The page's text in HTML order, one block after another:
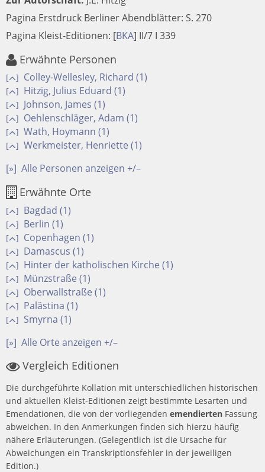
Pagina Erstdruck Berliner Abendblätter: S. 270
Pagina Kleist-Editionen: [BKA] II/7 I 339
Erwähnte Personen
[ ] Colley-Wellesley, Richard (1)
[ ] Hitzig, Julius Eduard (1)
[ ] Johnson, James (1)
[ ] Oehlenschläger, Adam (1)
[ ] Wath, Hoymann (1)
[ ] Werkmeister, Henriette (1)
[»] Alle Personen anzeigen +/–
Erwähnte Orte
[ ] Bagdad (1)
[ ] Berlin (1)
[ ] Copenhagen (1)
[ ] Damascus (1)
[ ] Hinter der katholischen Kirche (1)
[ ] Münzstraße (1)
[ ] Oberwallstraße (1)
[ ] Palästina (1)
[ ] Smyrna (1)
[»] Alle Orte anzeigen +/–
Vergleich Editionen
Die durchgeführte Kollation mit unterschiedlichen historischen
und aktuellen Kleist-Editionen zeigt bestimmte Lesarten und
Emendationen, die von der vorliegenden emendierten Fassung
abweichen. In den Anmerkungen finden sich hierzu häufig
nähere Erläuterungen. (Gelegentlich ist die Ursache für
Abweichungen ein Transkriptionsfehler in der jeweiligen
Edition.)